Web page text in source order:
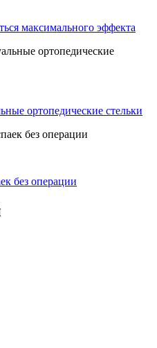
максимального эффекта
ортопедические стельки
без операции